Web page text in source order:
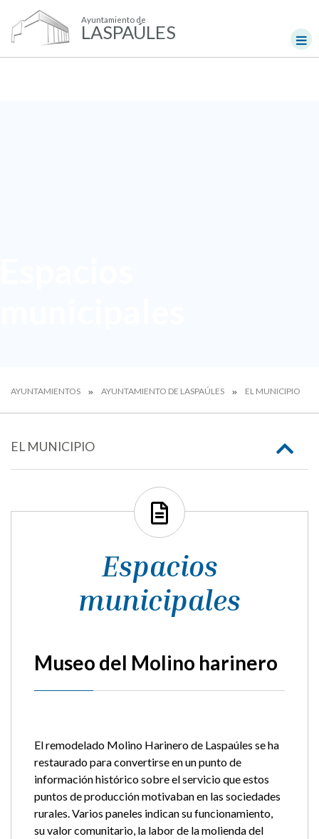
Ayuntamiento de
LASPAÚLES
AYUNTAMIENTOS AYUNTAMIENTO DE LASPAÚLES EL MUNICIPIO
EL MUNICIPIO
Espacios
municipales
Museo del Molino harinero
El remodelado Molino Harinero de Laspaúles se ha
restaurado para convertirse en un punto de
información histórico sobre el servicio que estos
puntos de producción motivaban en las sociedades
rurales. Varios paneles indican su funcionamiento,
su valor comunitario, la labor de la molienda del